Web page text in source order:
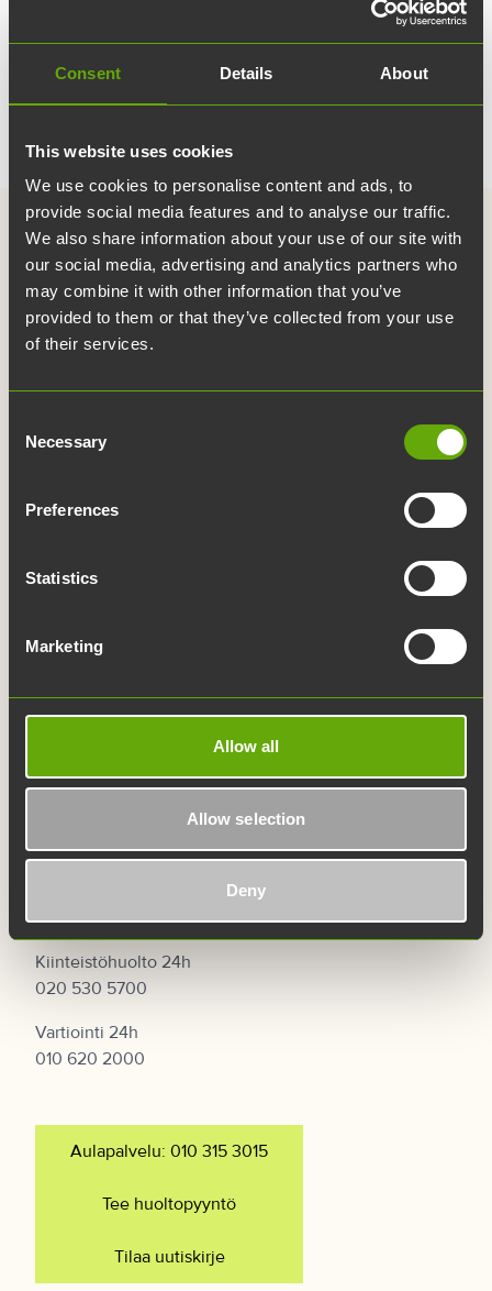
Consent Details About
This website uses cookies
We use cookies to personalise content and ads, to
provide social media features and to analyse our traffic.
We also share information about your use of our site with
our social media, advertising and analytics partners who
may combine it with other information that you’ve
provided to them or that they’ve collected from your use
of their services.
Selection
Necessary
Preferences
Statistics
Marketing
Allow all
Allow selection
Deny
Linkit
Yhteystiedot
Medialle
UKK
Navigaatio
Etusivu
Kiinteistöpalvelut
Kiinteistöhuolto 24h
020 530 5700
Vartiointi 24h
010 620 2000
Aulapalvelu: 010 315 3015
Tee huoltopyyntö
Tilaa uutiskirje